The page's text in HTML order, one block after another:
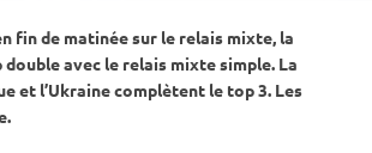
fin de matinée sur le relais mixte, la
avec le relais mixtesimple. La
et l’Ukraine complètent le top 3. Les